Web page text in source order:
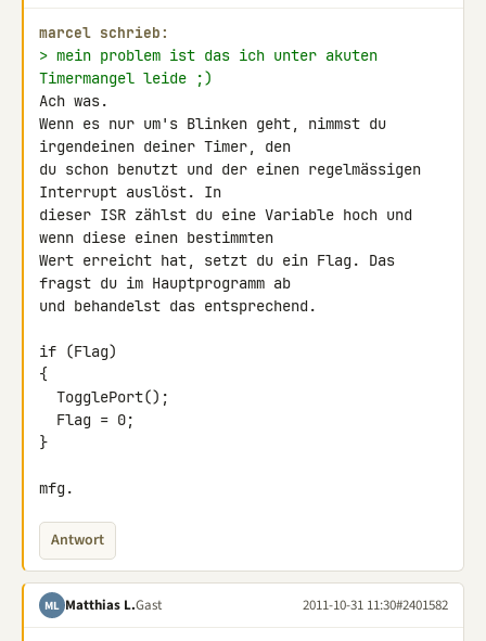
marcel schrieb:
> mein problem ist das ich unter akuten
Timermangel leide ;)
Ach was.
Wenn es nur um's Blinken geht, nimmst du
irgendeinen deiner Timer, den
du schon benutzt und der einen regelmässigen
Interrupt auslöst. In
dieser ISR zählst du eine Variable hoch und
wenn diese einen bestimmten
Wert erreicht hat, setzt du ein Flag. Das
fragst du im Hauptprogramm ab
und behandelst das entsprechend.
if (Flag)
{
}
mfg.
Antwort
ML Matthias L.Gast 2011-10-31 11:30#2401582